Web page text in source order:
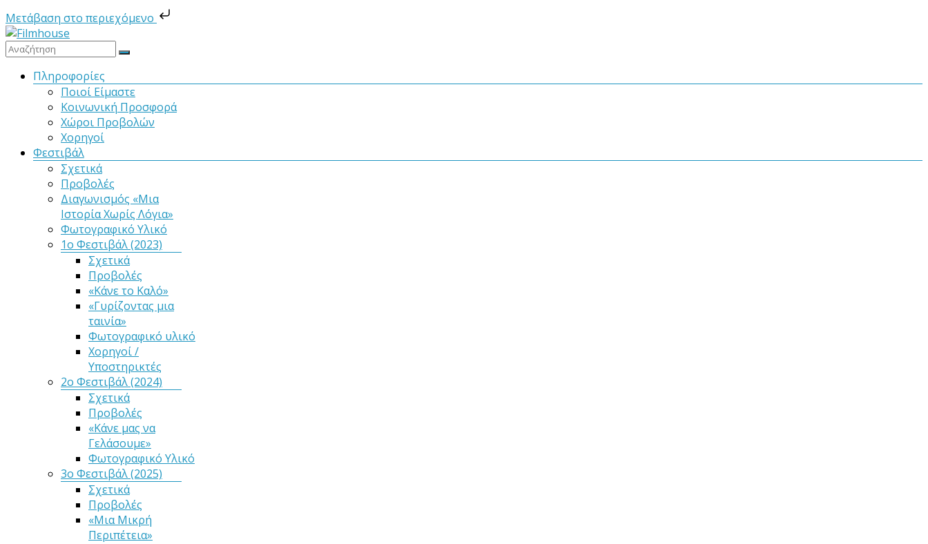
Μετάβαση στο περιεχόμενο
Μετάβαση
στο
Filmhouse
Κινηματογραφική
Καλαμάτας
ΜενούΠληροφορίες
Ποιοί Είμαστε
Κοινωνική Προσφορά
Χώροι Προβολών
Χορηγοί
Φεστιβάλ
Σχετικά
Προβολές
Διαγωνισμός «Μια
Ιστορία Χωρίς Λόγια»
Φωτογραφικό Υλικό
1ο Φεστιβάλ (2023)
Σχετικά
Προβολές
«Κάνε το Καλό»
«Γυρίζοντας μια
ταινία»
Φωτογραφικό υλικό
Χορηγοί /
Υποστηρικτές
2ο Φεστιβάλ (2024)
Σχετικά
Προβολές
«Κάνε μας να
Γελάσουμε»
Φωτογραφικό Υλικό
3ο Φεστιβάλ (2025)
Σχετικά
Προβολές
«Μια Μικρή
Περιπέτεια»